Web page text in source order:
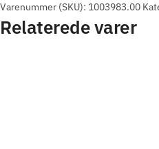
Varenummer (SKU): 1003983.00
Relaterede varer